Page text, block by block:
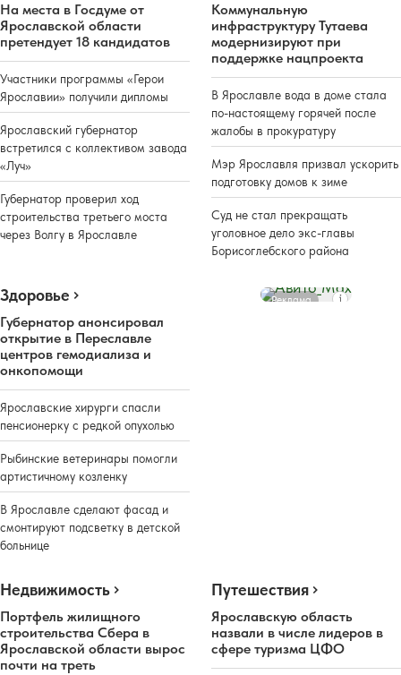
На места в Госдуме от
Ярославской области
претендует 18 кандидатов
Участники программы «Герои
Ярославии» получили дипломы
Ярославский губернатор
встретился с коллективом завода
«Луч»
Губернатор проверил ход
строительства третьего моста
через Волгу в Ярославле
Коммунальную
инфраструктуру Тутаева
модернизируют при
поддержке нацпроекта
В Ярославле вода в доме стала
по-настоящему горячей после
жалобы в прокуратуру
Мэр Ярославля призвал ускорить
подготовку домов к зиме
Суд не стал прекращать
уголовное дело экс-главы
Борисоглебского района
Здоровье
Губернатор анонсировал
открытие в Переславле
центров гемодиализа и
онкопомощи
Ярославские хирурги спасли
пенсионерку с редкой опухолью
Рыбинские ветеринары помогли
артистичному козленку
В Ярославле сделают фасад и
смонтируют подсветку в детской
больнице
Реклама
Недвижимость
Портфель жилищного
строительства Сбера в
Ярославской области вырос
почти на треть
Путешествия
Ярославскую область
назвали в числе лидеров в
сфере туризма ЦФО